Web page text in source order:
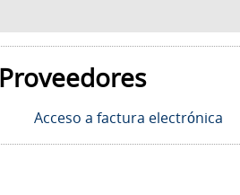
Proveedores
Acceso a factura electrónica